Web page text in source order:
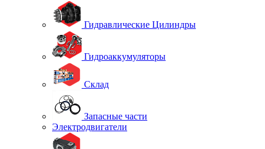
Гидравлические Цилиндры
Гидроаккумуляторы
Склад
Запасные части
Электродвигатели